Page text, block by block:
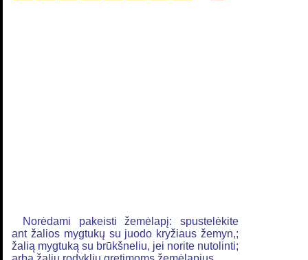
Norėdami pakeisti žemėlapį: spustelėkite
ant žalios mygtukų su juodo kryžiaus žemyn,;
žalią mygtuką su brūkšneliu, jei norite nutolinti;